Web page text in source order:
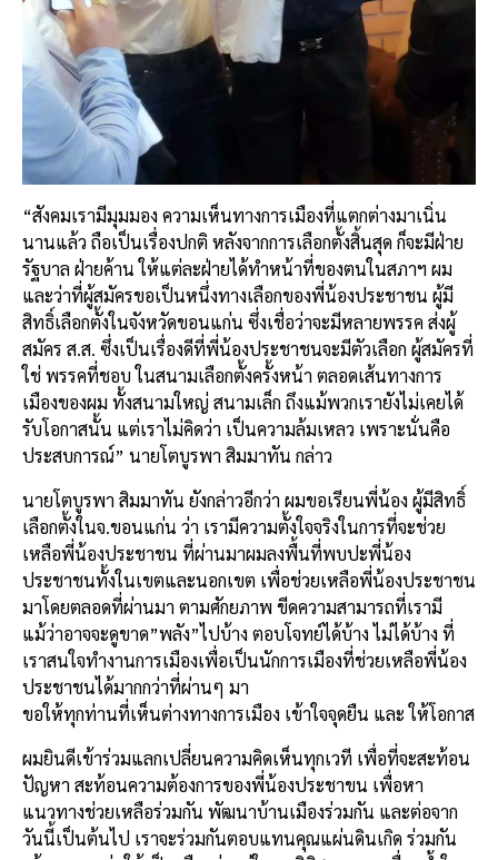
“สังคมเรามีมุมมอง ความเห็นทางการเมืองที่แตกต่างมาเนิ่น
นานแล้ว ถือเป็นเรื่องปกติ หลังจากการเลือกตั้งสิ้นสุด ก็จะมีฝ่าย
รัฐบาล ฝ่ายค้าน ให้แต่ละฝ่ายได้ทำหน้าที่ของตนในสภาฯ ผม
และว่าที่ผู้สมัครขอเป็นหนึ่งทางเลือกของพี่น้องประชาชน ผู้มี
สิทธิ์เลือกตั้งในจังหวัดขอนแก่น ซึ่งเชื่อว่าจะมีหลายพรรค ส่งผู้
สมัคร ส.ส. ซึ่งเป็นเรื่องดีที่พี่น้องประชาชนจะมีตัวเลือก ผู้สมัครที่
ใช่ พรรคที่ชอบ ในสนามเลือกตั้งครั้งหน้า ตลอดเส้นทางการ
เมืองของผม ทั้งสนามใหญ่ สนามเล็ก ถึงแม้พวกเรายังไม่เคยได้
รับโอกาสนั้น แต่เราไม่คิดว่า เป็นความล้มเหลว เพราะนั่นคือ
ประสบการณ์” นายโตบูรพา สิมมาทัน กล่าว
นายโตบูรพา สิมมาทัน ยังกล่าวอีกว่า ผมขอเรียนพี่น้อง ผู้มีสิทธิ์
เลือกตั้งในจ.ขอนแก่น ว่า เรามีความตั้งใจจริงในการที่จะช่วย
เหลือพี่น้องประชาชน ที่ผ่านมาผมลงพื้นที่พบปะพี่น้อง
ประชาชนทั้งในเขตและนอกเขต เพื่อช่วยเหลือพี่น้องประชาชน
มาโดยตลอดที่ผ่านมา ตามศักยภาพ ขีดความสามารถที่เรามี
แม้ว่าอาจจะดูขาด”พลัง”ไปบ้าง ตอบโจทย์ได้บ้าง ไม่ได้บ้าง ที่
เราสนใจทำงานการเมืองเพื่อเป็นนักการเมืองที่ช่วยเหลือพี่น้อง
ประชาชนได้มากกว่าที่ผ่านๆ มา
ขอให้ทุกท่านที่เห็นต่างทางการเมือง เข้าใจจุดยืน และ ให้โอกาส
ผมยินดีเข้าร่วมแลกเปลี่ยนความคิดเห็นทุกเวที เพื่อที่จะสะท้อน
ปัญหา สะท้อนความต้องการของพี่น้องประชาขน เพื่อหา
แนวทางช่วยเหลือร่วมกัน พัฒนาบ้านเมืองร่วมกัน และต่อจาก
วันนี้เป็นต้นไป เราจะร่วมกันตอบแทนคุณแผ่นดินเกิด ร่วมกัน